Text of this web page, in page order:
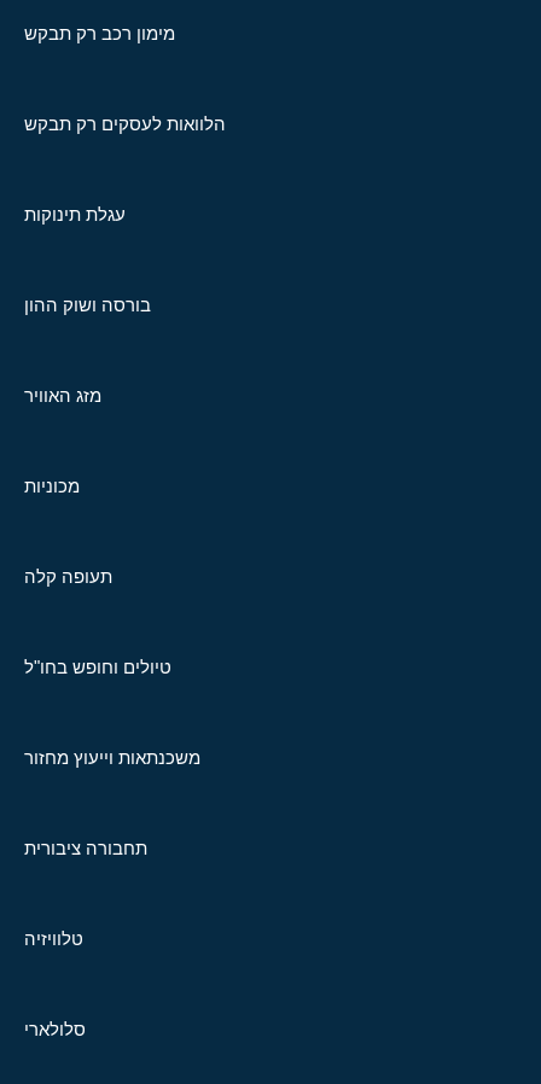
מימון רכב רק תבקש
הלוואות לעסקים רק תבקש
עגלת תינוקות
בורסה ושוק ההון
מזג האוויר
מכוניות
תעופה קלה
טיולים וחופש בחו"ל
משכנתאות וייעוץ מחזור
תחבורה ציבורית
טלוויזיה
סלולארי